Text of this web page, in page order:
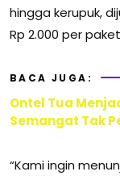
hingga kerupuk,
Rp 2.000 per
BACA JUGA:
Ontel Tua
Semangat Tak
“Kami ingin